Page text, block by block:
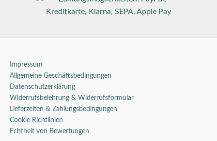
Impressum
Allgemeine Geschäftsbedingungen
Datenschutzerklärung
Widerrufsbelehrung & Widerrufsformular
Lieferzeiten & Zahlungsbedingungen
Cookie Richtlinien
Echtheit von Bewertungen